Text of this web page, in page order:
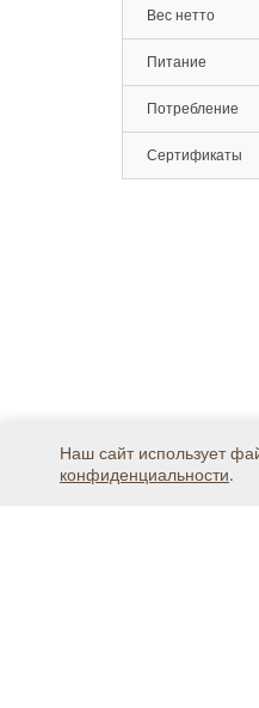
Вес нетто
Питание
Потребление
Сертификаты
Наш сайт использует
конфиденциальности.